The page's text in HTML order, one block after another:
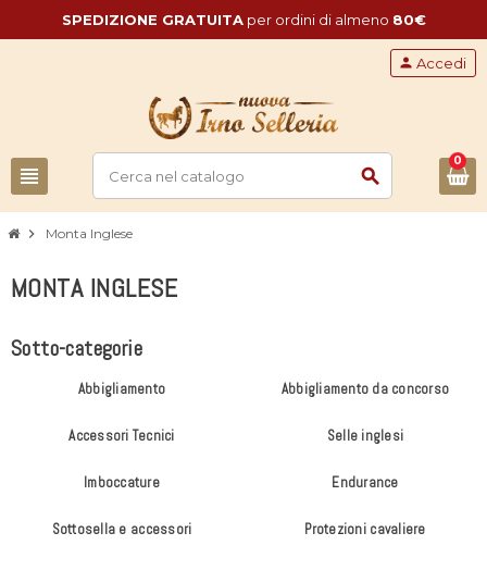
SPEDIZIONE GRATUITAper ordini di almeno 80€
view_headline search
person Accedi
0
chevron_right Monta Inglese
MONTA INGLESE
Sotto-categorie
Abbigliamento Abbigliamento da concorso
Accessori Tecnici Selle inglesi
Imboccature Endurance
Sottosella e accessori Protezioni cavaliere